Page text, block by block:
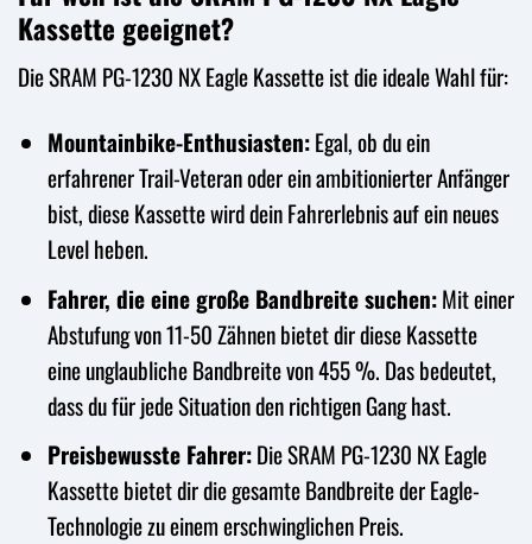
Kassette geeignet?
Die SRAM PG-1230 NX Eagle Kassette ist die ideale Wahl für:
Mountainbike-Enthusiasten:Egal, ob du ein
erfahrener Trail-Veteran oder ein ambitionierter Anfänger
bist, diese Kassette wird dein Fahrerlebnis auf ein neues
Level heben.
Fahrer, die eine große Bandbreite suchen:Mit einer
Abstufung von 11-50 Zähnen bietet dir diese Kassette
eine unglaubliche Bandbreite von 455 %. Das bedeutet,
dass du für jede Situation den richtigen Gang hast.
Preisbewusste Fahrer:Die SRAM PG-1230 NX Eagle
Kassette bietet dir die gesamte Bandbreite der Eagle-
Technologie zu einem erschwinglichen Preis.